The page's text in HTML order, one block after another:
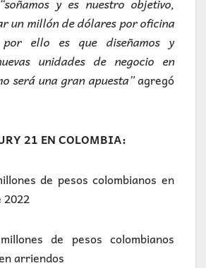
“soñamos y es nuestro objetivo,
un millón de dólares por oficina
por ello es que diseñamos y
unidades de negocio en
será una gran apuesta”agregó
21 EN COLOMBIA:
de pesos colombianos en
de pesos colombianos
arriendos